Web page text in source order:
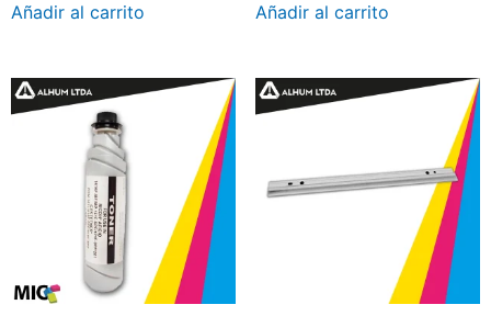
Añadir al carrito Añadir al carrito